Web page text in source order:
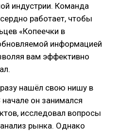
индустрии. Команда
работает, чтобы
«Копеечки в
информацией
вам эффективно
нашёл свою нишу в
он занимался
исследовал вопросы
рынка. Однако